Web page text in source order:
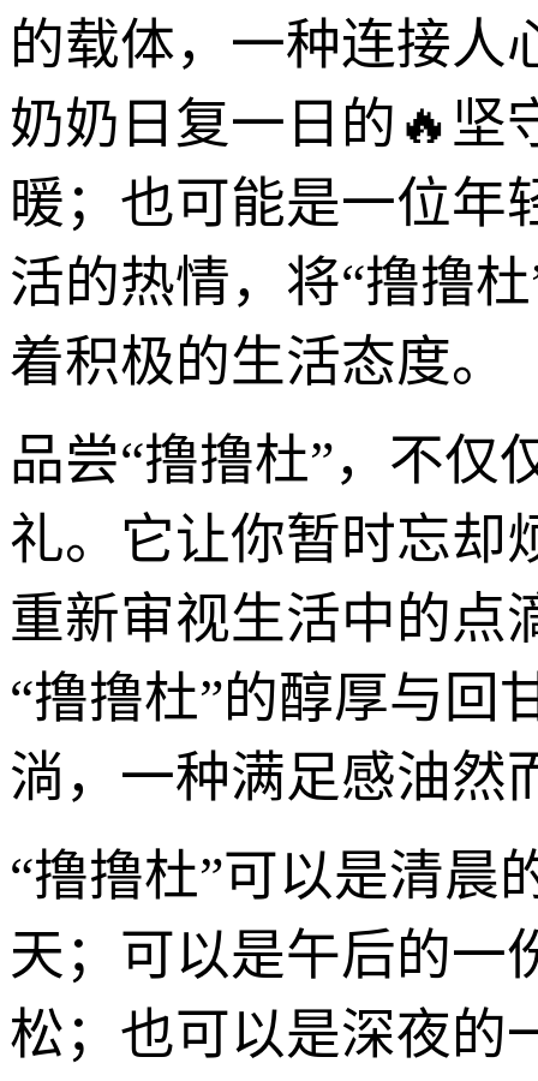
的载体，一种连接人
奶奶日复一日的🔥坚
暖；也可能是一位年
活的热情，将“撸撸
着积极的生活态度。
品尝“撸撸杜”，不仅
礼。它让你暂时忘却
重新审视生活中的点
“撸撸杜”的醇厚与回
淌，一种满足感油然
“撸撸杜”可以是清晨
天；可以是午后的一
松；也可以是深夜的